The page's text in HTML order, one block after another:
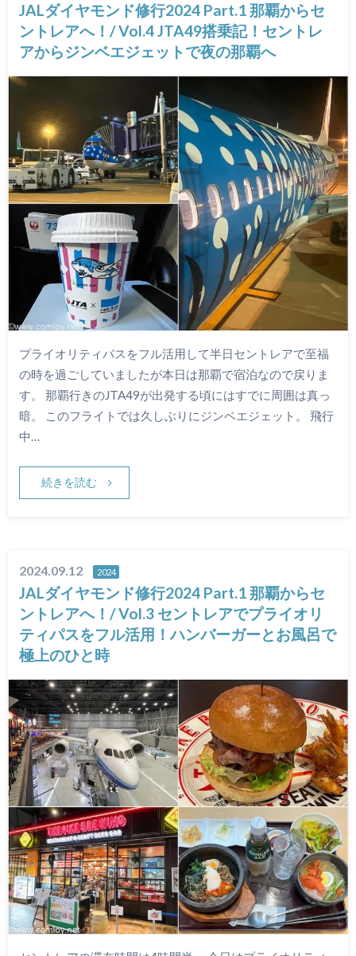
JALダイヤモンド修行2024 Part.1 那覇からセ
ントレアへ！/ Vol.4 JTA49搭乗記！セントレ
アからジンベエジェットで夜の那覇へ
プライオリティパスをフル活用して半日セントレアで至福
の時を過ごしていましたが本日は那覇で宿泊なので戻りま
す。 那覇行きのJTA49が出発する頃にはすでに周囲は真っ
暗。 このフライトでは久しぶりにジンベエジェット。 飛行
中…
続きを読む
2024.09.12 2024
JALダイヤモンド修行2024 Part.1 那覇からセ
ントレアへ！/ Vol.3 セントレアでプライオリ
ティパスをフル活用！ハンバーガーとお風呂で
極上のひと時